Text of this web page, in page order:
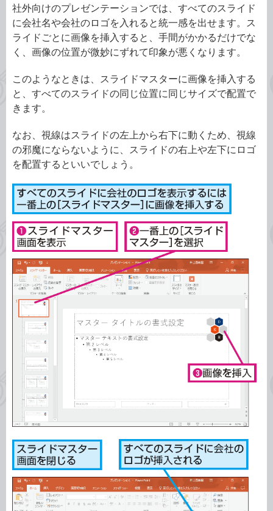
社外向けのプレゼンテーションでは、すべてのスライド
に会社名や会社のロゴを入れると統一感を出せます。ス
ライドごとに画像を挿入すると、手間がかかるだけでな
く、画像の位置が微妙にずれて印象が悪くなります。
このようなときは、スライドマスターに画像を挿入する
と、すべてのスライドの同じ位置に同じサイズで配置で
きます。
なお、視線はスライドの左上から右下に動くため、視線
の邪魔にならないように、スライドの右上や左下にロゴ
を配置するといいでしょう。